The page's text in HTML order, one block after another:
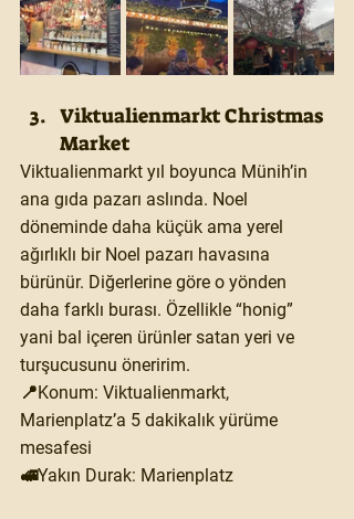
Viktualienmarkt Christmas
Market
Viktualienmarkt yıl boyunca Münih’in
ana gıda pazarı aslında. Noel
döneminde daha küçük ama yerel
ağırlıklı bir Noel pazarı havasına
bürünür. Diğerlerine göre o yönden
daha farklı burası. Özellikle “honig”
yani bal içeren ürünler satan yeri ve
turşucusunu öneririm.
📍Konum: Viktualienmarkt,
Marienplatz’a 5 dakikalık yürüme
mesafesi
🚅Yakın Durak: Marienplatz